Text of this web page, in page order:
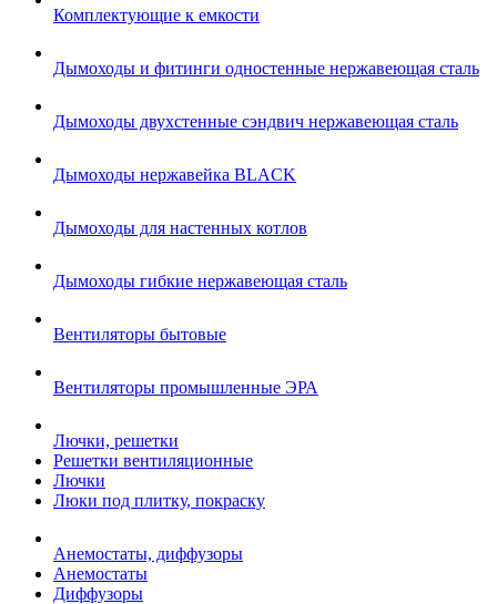
Комплектующие к емкости
Дымоходы и фитинги одностенные нержавеющая сталь
Дымоходы двухстенные сэндвич нержавеющая сталь
Дымоходы нержавейка BLACK
Дымоходы для настенных котлов
Дымоходы гибкие нержавеющая сталь
Вентиляторы бытовые
Вентиляторы промышленные ЭРА
Лючки, решетки
Решетки вентиляционные
Лючки
Люки под плитку, покраску
Анемостаты, диффузоры
Анемостаты
Диффузоры